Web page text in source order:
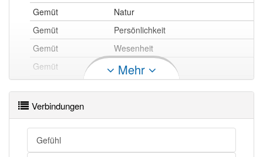
Gemüt
Natur
Gemüt
Persönlichkeit
Gemüt
Wesenheit
Gemüt
Wesen
Gemüt
Gemüt
Charakter
Gemüt
Mehr
Verbindungen
Gefühl